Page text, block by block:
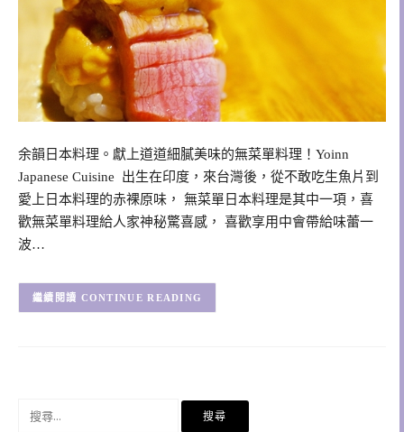
余韻日本料理。獻上道道細膩美味的無菜單料理！Yoinn
Japanese Cuisine 出生在印度，來台灣後，從不敢吃生魚片到
愛上日本料理的赤裸原味， 無菜單日本料理是其中一項，喜
歡無菜單料理給人家神秘驚喜感， 喜歡享用中會帶給味蕾一
波…
CONTINUE READING